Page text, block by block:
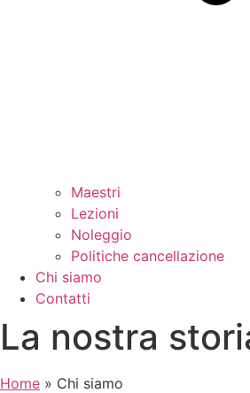
Maestri
Lezioni
Noleggio
Politiche cancellazione
Chi siamo
Contatti
La nostra
Home » Chi siamo